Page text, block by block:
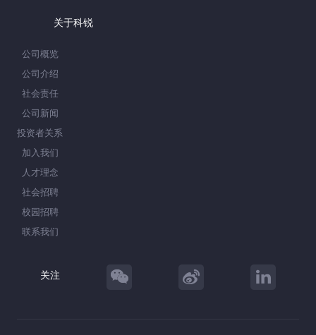
关于科锐
公司概览
公司介绍
社会责任
公司新闻
投资者关系
加入我们
人才理念
社会招聘
校园招聘
联系我们
关注